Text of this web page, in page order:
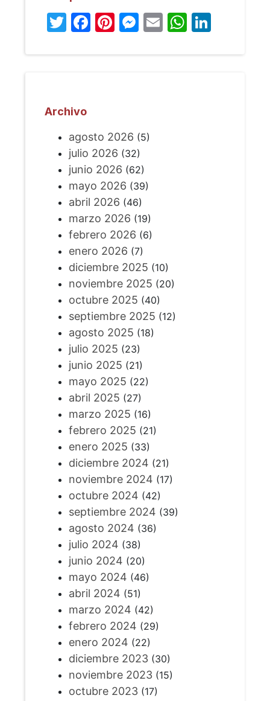
Twitter
Facebook
Pinterest
Messenger
Email
Archivo
agosto 2026 (5)
julio 2026 (32)
junio 2026 (62)
mayo 2026 (39)
abril 2026 (46)
marzo 2026 (19)
febrero 2026 (6)
enero 2026 (7)
diciembre 2025 (10)
noviembre 2025 (20)
octubre 2025 (40)
septiembre 2025 (12)
agosto 2025 (18)
julio 2025 (23)
junio 2025 (21)
mayo 2025 (22)
abril 2025 (27)
marzo 2025 (16)
febrero 2025 (21)
enero 2025 (33)
diciembre 2024 (21)
noviembre 2024 (17)
octubre 2024 (42)
septiembre 2024 (39)
agosto 2024 (36)
julio 2024 (38)
junio 2024 (20)
mayo 2024 (46)
abril 2024 (51)
marzo 2024 (42)
febrero 2024 (29)
enero 2024 (22)
diciembre 2023(30)
noviembre 2023(15)
octubre 2023(17)